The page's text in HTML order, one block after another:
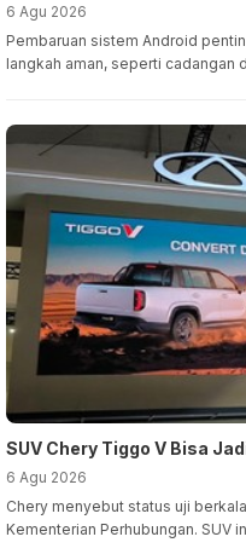
6 Agu 2026
Pembaruan sistem Android
langkah aman, seperti cadangan
SUV Chery Tiggo V Bisa
6 Agu 2026
Chery menyebut status uji
Kementerian Perhubungan. SUV